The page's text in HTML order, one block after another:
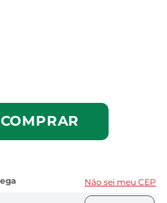
COMPRAR
Não sei meu CEP